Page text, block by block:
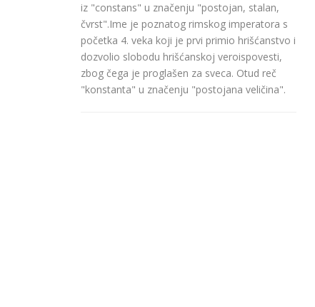
iz "constans" u značenju "postojan, stalan,
čvrst".Ime je poznatog rimskog imperatora s
početka 4. veka koji je prvi primio hrišćanstvo i
dozvolio slobodu hrišćanskoj veroispovesti,
zbog čega je proglašen za sveca. Otud reč
"konstanta" u značenju "postojana veličina".